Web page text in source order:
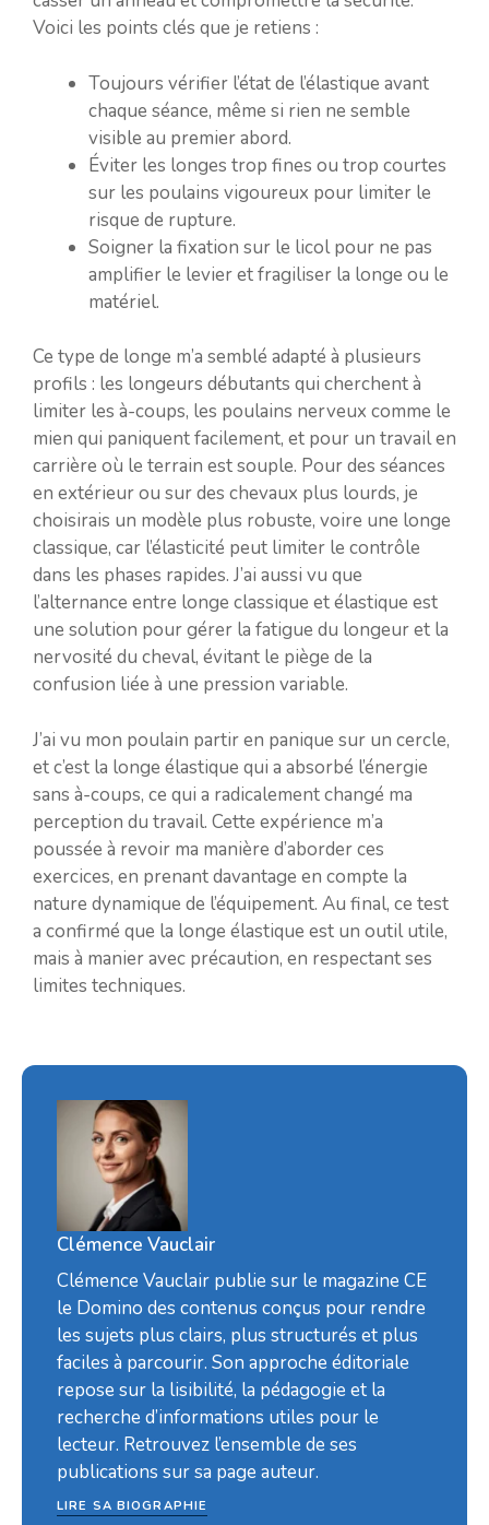
Voici les points clés que je retiens :
Toujours vérifier l’état de l’élastique avant
chaque séance, même si rien ne semble
visible au premier abord.
Éviter les longes trop fines ou trop courtes
sur les poulains vigoureux pour limiter le
risque de rupture.
Soigner la fixation sur le licol pour ne pas
amplifier le levier et fragiliser la longe ou le
matériel.
Ce type de longe m’a semblé adapté à plusieurs
profils : les longeurs débutants qui cherchent à
limiter les à-coups, les poulains nerveux comme le
mien qui paniquent facilement, et pour un travail en
carrière où le terrain est souple. Pour des séances
en extérieur ou sur des chevaux plus lourds, je
choisirais un modèle plus robuste, voire une longe
classique, car l’élasticité peut limiter le contrôle
dans les phases rapides. J’ai aussi vu que
l’alternance entre longe classique et élastique est
une solution pour gérer la fatigue du longeur et la
nervosité du cheval, évitant le piège de la
confusion liée à une pression variable.
J’ai vu mon poulain partir en panique sur un cercle,
et c’est la longe élastique qui a absorbé l’énergie
sans à-coups, ce qui a radicalement changé ma
perception du travail. Cette expérience m’a
poussée à revoir ma manière d’aborder ces
exercices, en prenant davantage en compte la
nature dynamique de l’équipement. Au final, ce test
a confirmé que la longe élastique est un outil utile,
mais à manier avec précaution, en respectant ses
limites techniques.
Clémence Vauclair
Clémence Vauclair publie sur le magazine CE
le Domino des contenus conçus pour rendre
les sujets plus clairs, plus structurés et plus
faciles à parcourir. Son approche éditoriale
repose sur la lisibilité, la pédagogie et la
recherche d’informations utiles pour le
lecteur. Retrouvez l’ensemble de ses
publications sur sa page auteur.
LIRE SA BIOGRAPHIE